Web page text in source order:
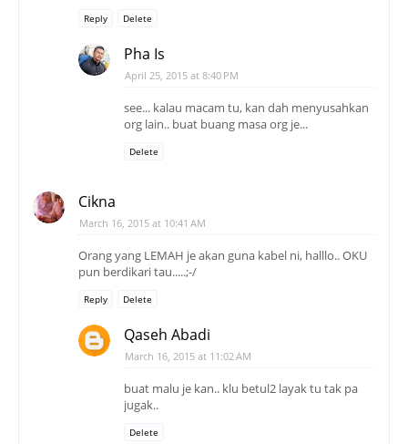
Reply Delete
Pha Is
April 25, 2015 at 8:40 PM
see... kalau macam tu, kan dah menyusahkan
org lain.. buat buang masa org je...
Delete
Cikna
March 16, 2015 at 10:41 AM
Orang yang LEMAH je akan guna kabel ni, halllo.. OKU
pun berdikari tau.....;-/
Reply Delete
Qaseh Abadi
March 16, 2015 at 11:02 AM
buat malu je kan.. klu betul2 layak tu tak pa
jugak..
Delete